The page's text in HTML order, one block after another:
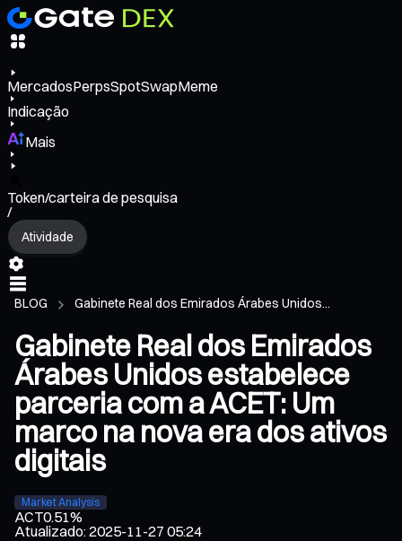
MercadosPerpsSpotSwapMeme
Indicação
Mais
Token/carteira de pesquisa
/
Atividade
BLOG Gabinete Real dos Emirados Árabes Unidos...
Gabinete Real dos Emirados
Árabes Unidos estabelece
parceria com a ACET: Um
marco na nova era dos ativos
digitais
Market Analysis
ACT0.51%
Atualizado:2025-11-27 05:24